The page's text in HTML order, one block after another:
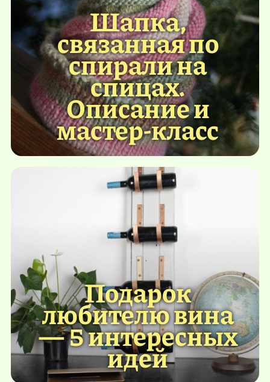
Шапка,
связанная по
спирали на
спицах.
Описание и
мастер-класс
Подарок
любителю вина
— 5 интересных
идей